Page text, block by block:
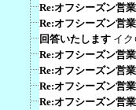
Re:オフシーズン営
Re:オフシーズン営
回答いたします イク
Re:オフシーズン営
Re:オフシーズン営
Re:オフシーズン営
Re:オフシーズン営